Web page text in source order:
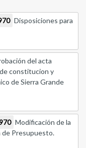
Disposiciones para
del acta
constitucion y
de Sierra Grande
Modificación de la
de Presupuesto.